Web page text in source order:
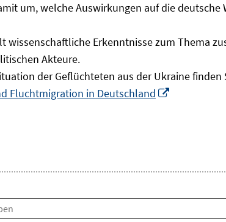
um, welche Auswirkungen auf die
wissenschaftliche Erkenntnisse zum Thema
Akteure.
der Geflüchteten aus der Ukraine finden
Fluchtmigration in Deutschland